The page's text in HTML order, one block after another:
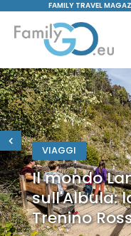
FAMILY TRAVEL
VIAGGI
Il mondo
sull'Albula:
Trenino